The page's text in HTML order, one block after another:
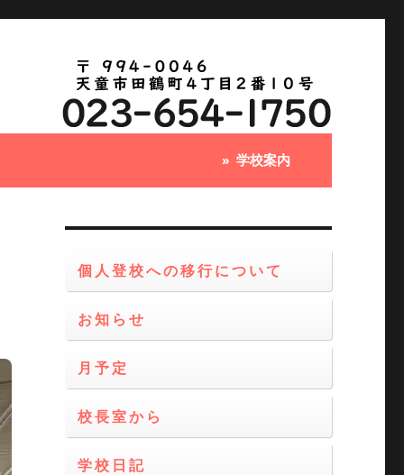
学校案内
個人登校への移行について
お知らせ
月予定
校長室から
学校日記